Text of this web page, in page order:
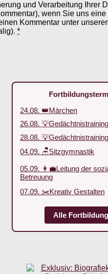
und Verarbeitung
wenn Sie uns
Kommentar unter
*
24.08. 👑Märchen
26.08. 💡Gedächtnistraining
28.08. 💡Gedächtnistraining
04.09. 🪑Sitzgymnastik
05.09. 👩‍💼Leitung der
Betreuung
07.09. ✂️Kreativ Gestalten
Alle